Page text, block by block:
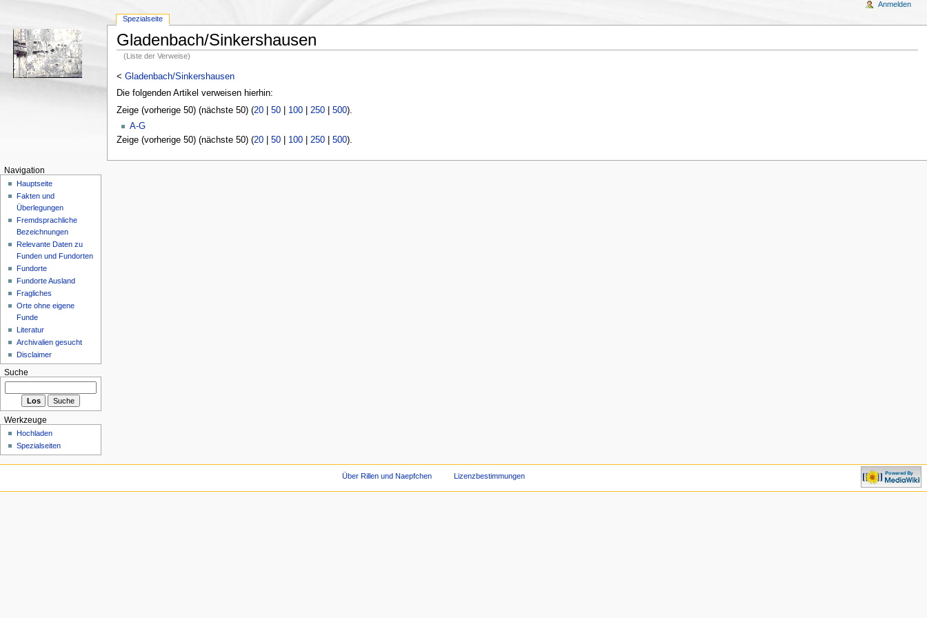
Gladenbach/Sinkershausen
(Liste der Verweise)
< Gladenbach/Sinkershausen
Die folgenden Artikel verweisen hierhin:
Zeige (vorherige 50) (nächste 50) (20| 50| 100| 250| 500).
A-G
Zeige (vorherige 50) (nächste 50) (20| 50| 100| 250| 500).
Spezialseite
Anmelden
Navigation
Hauptseite
Fakten und
Überlegungen
Fremdsprachliche
Bezeichnungen
Relevante Daten zu
Funden und Fundorten
Fundorte
Fundorte Ausland
Fragliches
Orte ohne eigene
Funde
Literatur
Archivalien gesucht
Disclaimer
Suche
Werkzeuge
Hochladen
Spezialseiten
Über Rillen und Naepfchen Lizenzbestimmungen